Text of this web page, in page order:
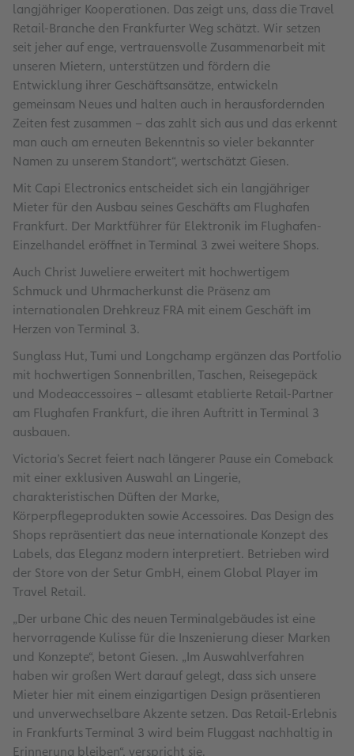
langjähriger Kooperationen. Das zeigt uns, dass die Travel
Retail-Branche den Frankfurter Weg schätzt. Wir setzen
seit jeher auf enge, vertrauensvolle Zusammenarbeit mit
unseren Mietern, unterstützen und fördern die
Entwicklung ihrer Geschäftsansätze, entwickeln
gemeinsam Neues und halten auch in herausfordernden
Zeiten fest zusammen – das zahlt sich aus und das erkennt
man auch am erneuten Bekenntnis so vieler bekannter
Namen zu unserem Standort“, wertschätzt Giesen.
Mit Capi Electronics entscheidet sich ein langjähriger
Mieter für den Ausbau seines Geschäfts am Flughafen
Frankfurt. Der Marktführer für Elektronik im Flughafen-
Einzelhandel eröffnet in Terminal 3 zwei weitere Shops.
Auch Christ Juweliere erweitert mit hochwertigem
Schmuck und Uhrmacherkunst die Präsenz am
internationalen Drehkreuz FRA mit einem Geschäft im
Herzen von Terminal 3.
Sunglass Hut, Tumi und Longchamp ergänzen das Portfolio
mit hochwertigen Sonnenbrillen, Taschen, Reisegepäck
und Modeaccessoires – allesamt etablierte Retail-Partner
am Flughafen Frankfurt, die ihren Auftritt in Terminal 3
ausbauen.
Victoria’s Secret feiert nach längerer Pause ein Comeback
mit einer exklusiven Auswahl an Lingerie,
charakteristischen Düften der Marke,
Körperpflegeprodukten sowie Accessoires. Das Design des
Shops repräsentiert das neue internationale Konzept des
Labels, das Eleganz modern interpretiert. Betrieben wird
der Store von der Setur GmbH, einem Global Player im
Travel Retail.
„Der urbane Chic des neuen Terminalgebäudes ist eine
hervorragende Kulisse für die Inszenierung dieser Marken
und Konzepte“, betont Giesen. „Im Auswahlverfahren
haben wir großen Wert darauf gelegt, dass sich unsere
Mieter hier mit einem einzigartigen Design präsentieren
und unverwechselbare Akzente setzen. Das Retail-Erlebnis
in Frankfurts Terminal 3 wird beim Fluggast nachhaltig in
Erinnerung bleiben“, verspricht sie.